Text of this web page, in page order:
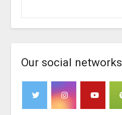
Our social networks